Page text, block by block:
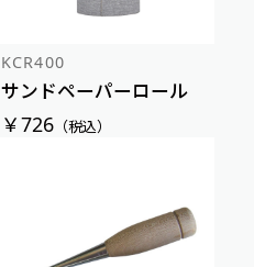
KCR400
サンドペーパーロール
￥726 （税込）